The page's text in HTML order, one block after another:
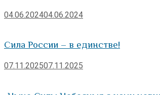
04.06.202404.06.2024
Сила России – в единстве!
07.11.202507.11.2025